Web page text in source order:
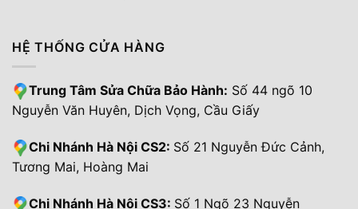
HỆ THỐNG CỬA HÀNG
Trung Tâm Sửa Chữa Bảo Hành: Số 44 ngõ 10
Nguyễn Văn Huyên, Dịch Vọng, Cầu Giấy
Chi Nhánh Hà Nội CS2: Số 21 Nguyễn Đức Cảnh,
Tương Mai, Hoàng Mai
Chi Nhánh Hà Nội CS3: Số 1 Ngõ 23 Nguyễn